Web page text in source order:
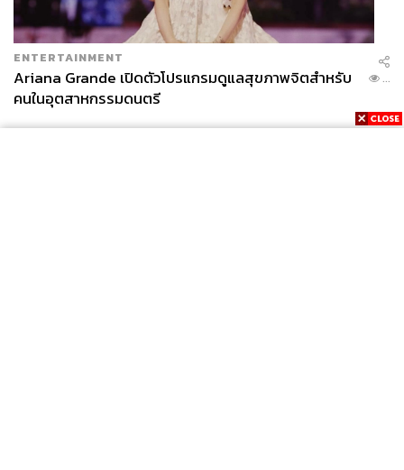
ENTERTAINMENT
Ariana Grande เปิดตัวโปรแกรมดูแลสุขภาพจิตสำหรับ
คนในอุตสาหกรรมดนตรี
...